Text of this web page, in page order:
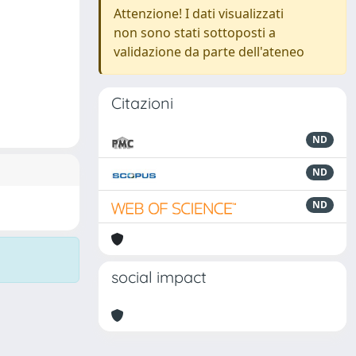
Attenzione! I dati visualizzati
non sono stati sottoposti a
validazione da parte dell'ateneo
Citazioni
ND
ND
ND
social impact